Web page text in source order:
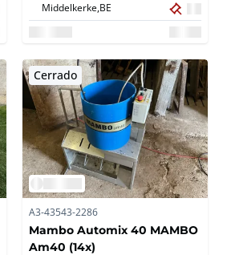
Middelkerke,BE
Cerrado
A3-43543-2286
Mambo Automix 40 MAMBO
Am40 (14x)